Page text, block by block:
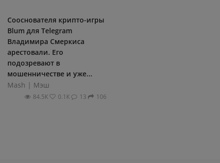
Сооснователя крипто-игры
Blum для Telegram
Владимира Смеркиса
арестовали. Его
подозревают в
мошенничестве и уже...
Mash | Мэш
84.5К 0.1К 13 106